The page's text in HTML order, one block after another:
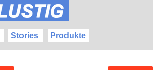
Stories Produkte